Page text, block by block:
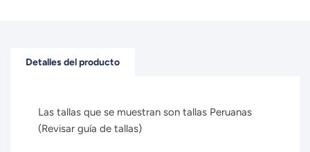
Detalles del producto
Las tallas que se muestran son tallas Peruanas
(Revisar guía de tallas)